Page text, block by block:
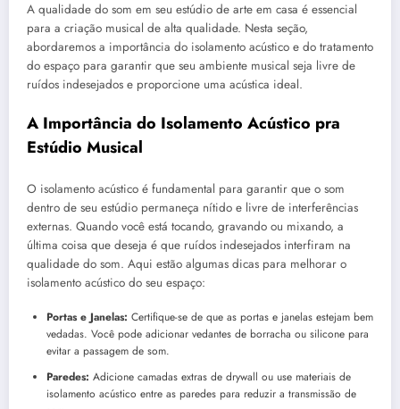
A qualidade do som em seu estúdio de arte em casa é essencial
para a criação musical de alta qualidade. Nesta seção,
abordaremos a importância do isolamento acústico e do tratamento
do espaço para garantir que seu ambiente musical seja livre de
ruídos indesejados e proporcione uma acústica ideal.
A Importância do Isolamento Acústico pra
Estúdio Musical
O isolamento acústico é fundamental para garantir que o som
dentro de seu estúdio permaneça nítido e livre de interferências
externas. Quando você está tocando, gravando ou mixando, a
última coisa que deseja é que ruídos indesejados interfiram na
qualidade do som. Aqui estão algumas dicas para melhorar o
isolamento acústico do seu espaço:
Portas e Janelas: Certifique-se de que as portas e janelas estejam bem
vedadas. Você pode adicionar vedantes de borracha ou silicone para
evitar a passagem de som.
Paredes: Adicione camadas extras de drywall ou use materiais de
isolamento acústico entre as paredes para reduzir a transmissão de